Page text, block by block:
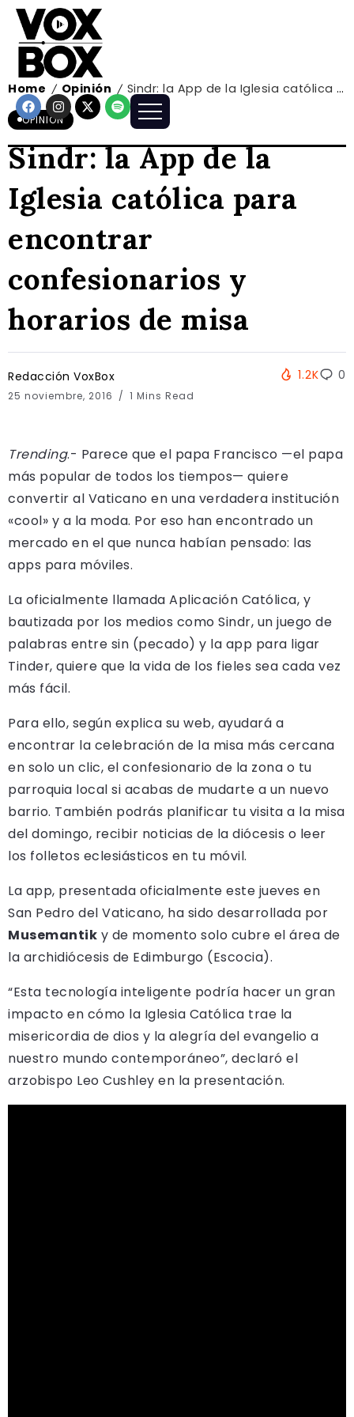
Home / Opinión / Sindr: la App de la Iglesia católica para encontrar confesionarios y horarios de misa
OPINIÓN
Sindr: la App de la
Iglesia católica para
encontrar
confesionarios y
horarios de misa
Redacción VoxBox
25 noviembre, 2016 1 Mins Read
1.2K 0
Trending.- Parece que el papa Francisco —el papa
más popular de todos los tiempos— quiere
convertir al Vaticano en una verdadera institución
«cool» y a la moda. Por eso han encontrado un
mercado en el que nunca habían pensado: las
apps para móviles.
La oficialmente llamada Aplicación Católica, y
bautizada por los medios como Sindr, un juego de
palabras entre sin (pecado) y la app para ligar
Tinder, quiere que la vida de los fieles sea cada vez
más fácil.
Para ello, según explica su web, ayudará a
encontrar la celebración de la misa más cercana
en solo un clic, el confesionario de la zona o tu
parroquia local si acabas de mudarte a un nuevo
barrio. También podrás planificar tu visita a la misa
del domingo, recibir noticias de la diócesis o leer
los folletos eclesiásticos en tu móvil.
La app, presentada oficialmente este jueves en
San Pedro del Vaticano, ha sido desarrollada por
Musemantik y de momento solo cubre el área de
la archidiócesis de Edimburgo (Escocia).
“Esta tecnología inteligente podría hacer un gran
impacto en cómo la Iglesia Católica trae la
misericordia de dios y la alegría del evangelio a
nuestro mundo contemporáneo”, declaró el
arzobispo Leo Cushley en la presentación.